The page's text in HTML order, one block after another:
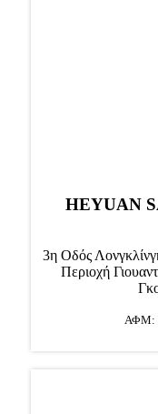
HEYUAN
3η Οδός
Περιοχή
ΑΦΜ: